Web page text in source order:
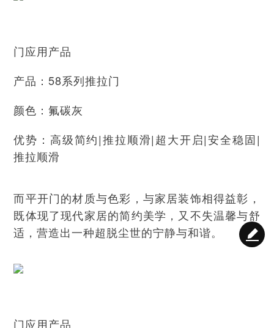
门应用产品
产品：58系列推拉门
颜色：氟碳灰
优势：高级简约|推拉顺滑|超大开启|安全稳固|
推拉顺滑
而平开门的材质与色彩，与家居装饰相得益彰，
既体现了现代家居的简约美学，又不失温馨与舒
适，营造出一种超脱尘世的宁静与和谐。
门应用产品